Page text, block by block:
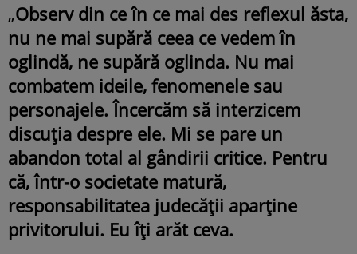
„Observ din ce în ce mai des reflexul ăsta,
nu ne mai supără ceea ce vedem în
oglindă, ne supără oglinda. Nu mai
combatem ideile, fenomenele sau
personajele. Încercăm să interzicem
discuția despre ele. Mi se pare un
abandon total al gândirii critice. Pentru
că, într-o societate matură,
responsabilitatea judecății aparține
privitorului. Eu îți arăt ceva.